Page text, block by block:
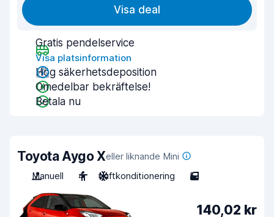
Visa deal
Gratis pendelservice
Visa platsinformation
Hög säkerhetsdeposition
Omedelbar bekräftelse!
Betala nu
Toyota Aygo Xeller liknande Mini
Manuell
4 Luftkonditionering 5
140,02 kr